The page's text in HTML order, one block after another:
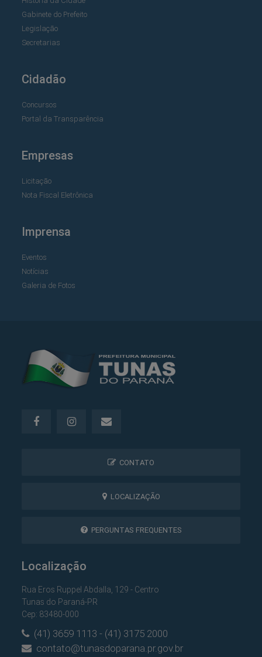
Gabinete do Prefeito
Legislação
Secretarias
Cidadão
Concursos
Portal da Transparência
Empresas
Licitação
Nota Fiscal Eletrônica
Imprensa
Eventos
Notícias
Galeria de Fotos
CONTATO
LOCALIZAÇÃO
PERGUNTAS FREQUENTES
Localização
Rua Eros Ruppel Abdalla, 129 - Centro
Tunas do Paraná-PR
Cep: 83480-000
(41) 3659 1113 - (41) 3175 2000
contato@tunasdoparana.pr.gov.br